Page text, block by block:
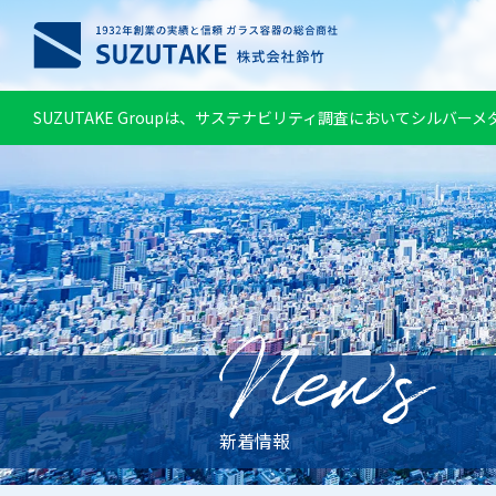
SUZUTAKE Groupは、サステナビリティ調査においてシルバーメ
新着情報